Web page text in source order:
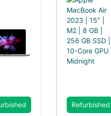
Refurbished